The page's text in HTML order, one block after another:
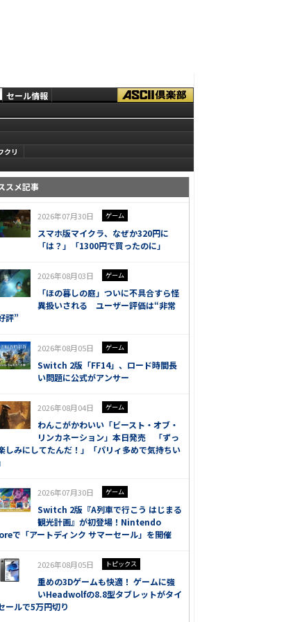
セール情報
クリ
スメ記事
2026年07月30日 ゲーム
スマホ版マイクラ、なぜか320円に
「は？」「1300円で買ったのに」
2026年08月03日 ゲーム
「ほの暮しの庭」ついに不具合すら怪
異扱いされる ユーザー評価は“非常
評”
2026年08月05日 ゲーム
Switch 2版「FF14」、ロード時間長
い問題に公式がアンサー
2026年08月04日 ゲーム
わんこがかわいい「ビースト・オブ・
リンカネーション」本日発売 「ずっ
しみにしてたんだ！」「パリィ多めで気持ちい
2026年07月30日 ゲーム
Switch 2版『A列車で行こう はじまる
観光計画』が初登場！Nintendo
で「アートディンク サマーセール」を開催
2026年08月05日 トピックス
重めの3Dゲームも快適！ ゲームに強
いHeadwolfの8.8型タブレットがタイ
ールで5万円切り